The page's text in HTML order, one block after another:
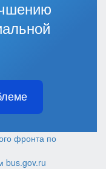
bus.gov.ru